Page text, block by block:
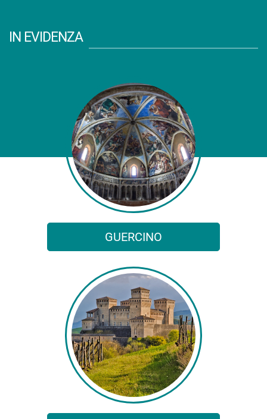
IN EVIDENZA
GUERCINO